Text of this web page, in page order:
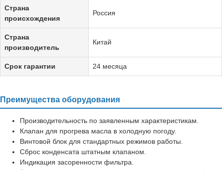
Страна
происхождения
Россия
Страна
производитель
Китай
Срок гарантии 24 месяца
Преимущества оборудования
Производительность по заявленным характеристикам.
Клапан для прогрева масла в холодную погоду.
Винтовой блок для стандартных режимов работы.
Сброс конденсата штатным клапаном.
Индикация засоренности фильтра.